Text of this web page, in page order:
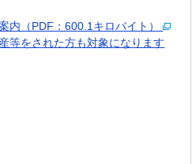
内（PDF：600.1キロバイト）
等をされた方も対象になります